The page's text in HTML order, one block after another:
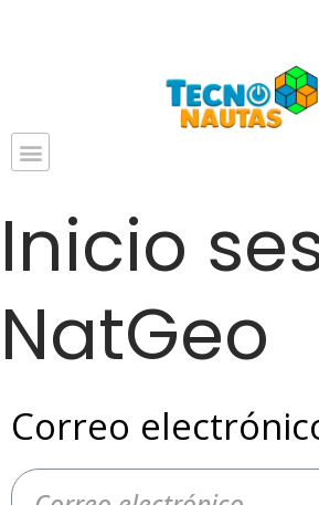
Inicio
NatGeo
Correo